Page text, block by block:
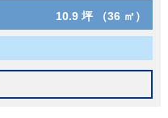
10.9 坪 （36 ㎡）